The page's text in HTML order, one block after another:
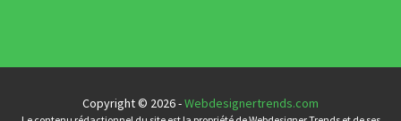
Copyright © 2026 -Webdesignertrends.com